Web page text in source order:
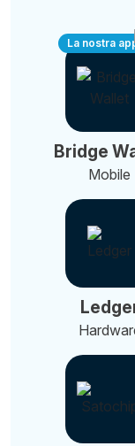
La nostra
Bridge
Mobile